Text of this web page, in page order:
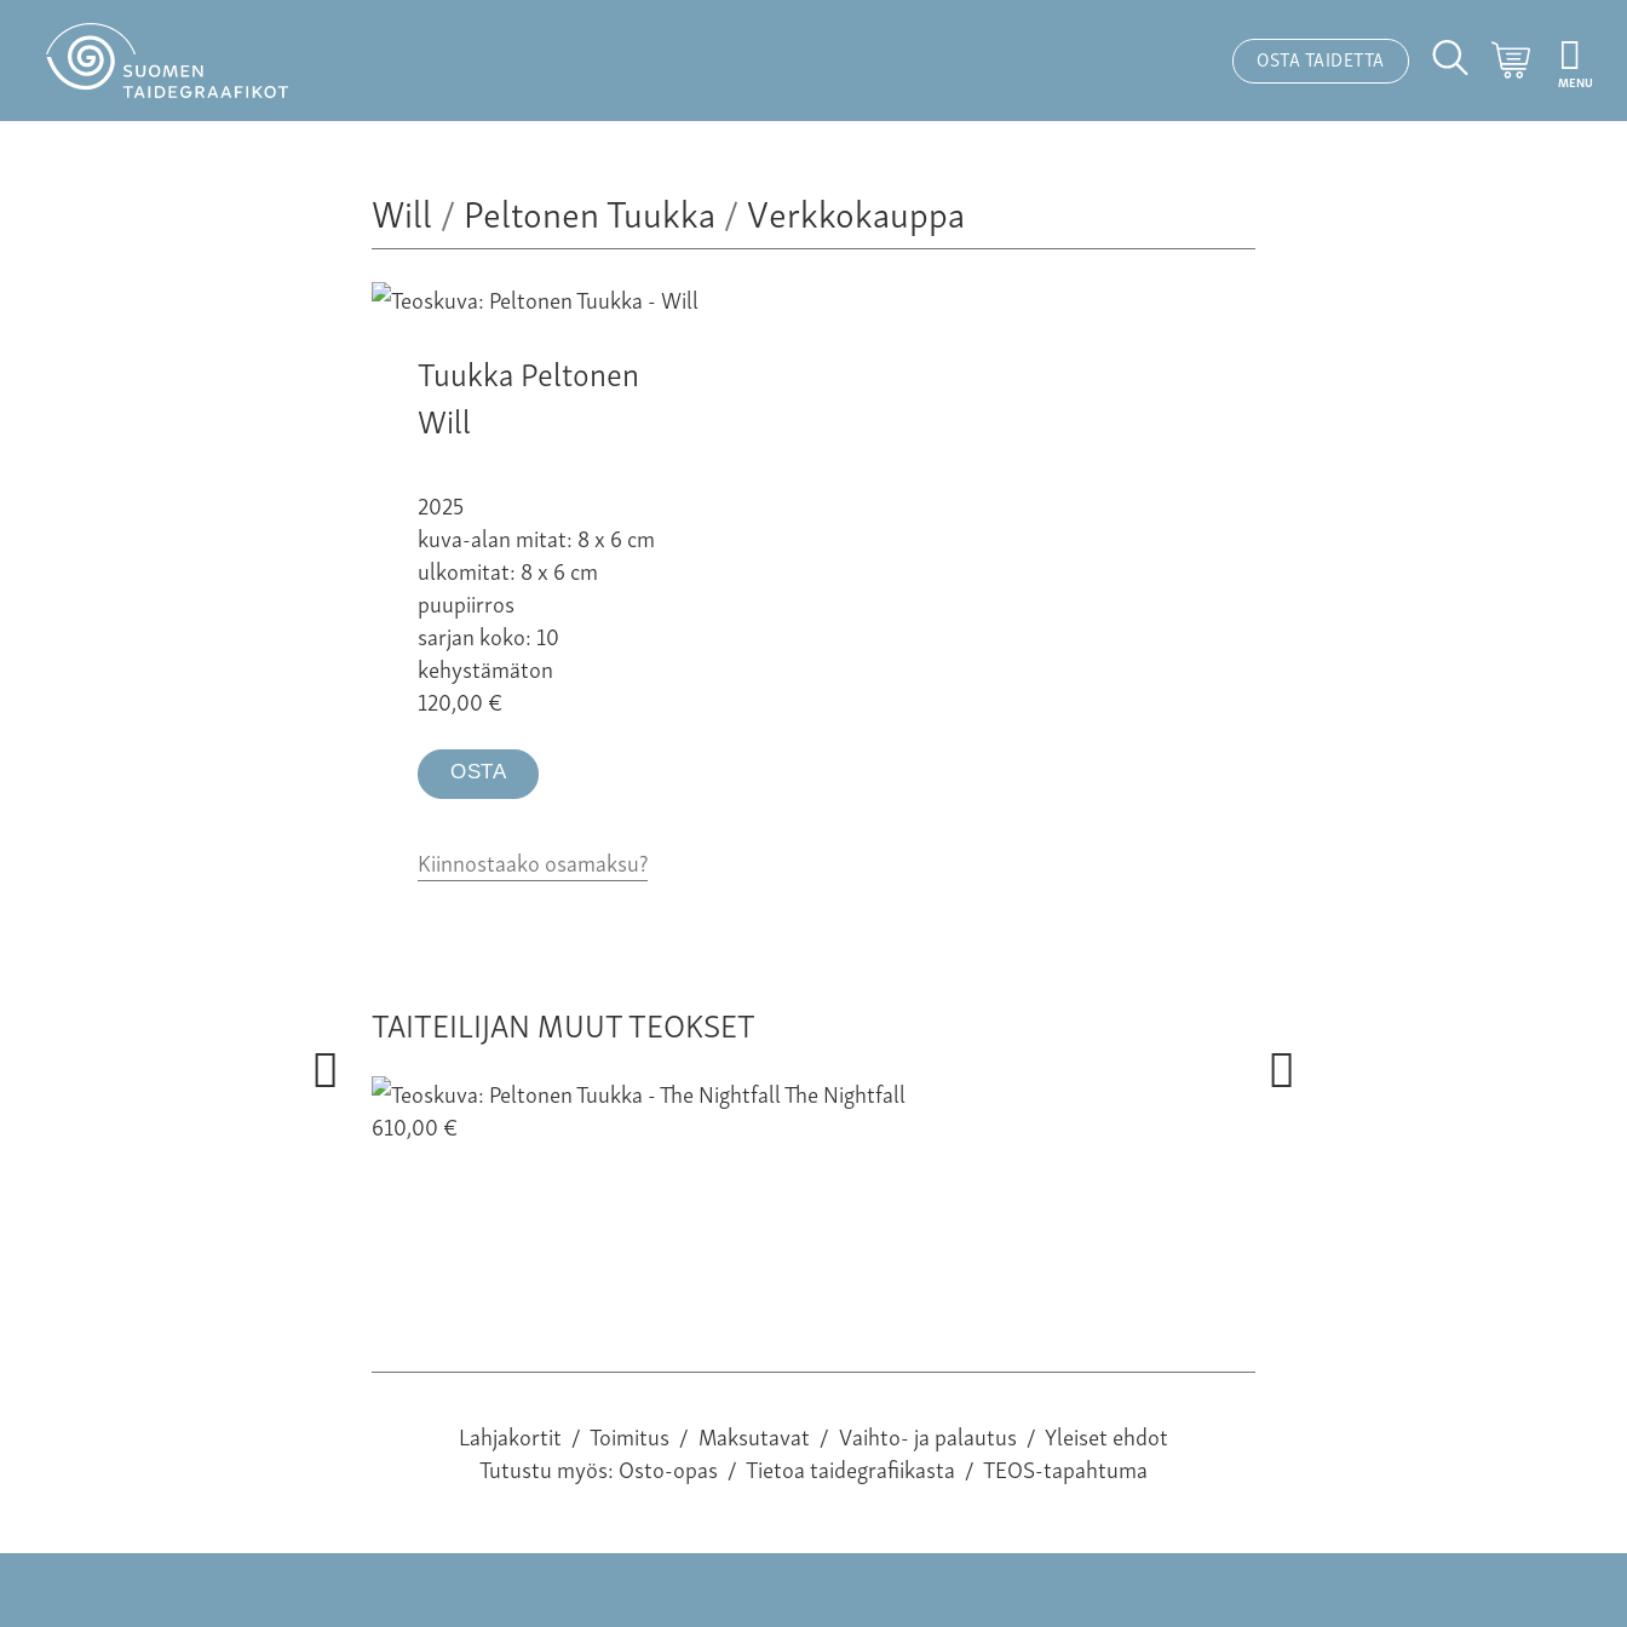
OSTA TAIDETTA
Hakutoiminto
Ostoskori
MENU
Will/ Peltonen Tuukka /Verkkokauppa
Tuukka Peltonen
Will
2025
kuva-alan mitat: 8 x 6 cm
ulkomitat: 8 x 6 cm
puupiirros
sarjan koko: 10
kehystämäton
120,00€
OSTA
Kiinnostaako osamaksu?
TAITEILIJAN MUUT TEOKSET
The Nightfall
610,00 €
Lahjakortit / Toimitus / Maksutavat / Vaihto- ja palautus / Yleiset ehdot
Tutustu myös:Osto-opas / Tietoa taidegrafiikasta / TEOS-tapahtuma